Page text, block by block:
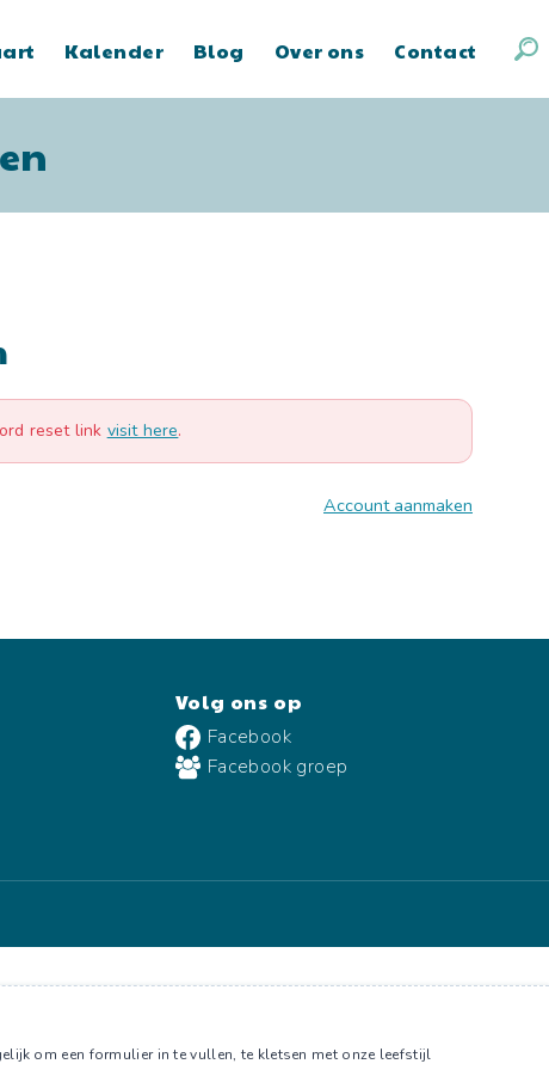
om een formulier in te vullen, te kletsen met onze leefstijl
Kalender Blog Over ons Contact
reset link visit here.
Account aanmaken
Volg ons op
Facebook
Facebook groep